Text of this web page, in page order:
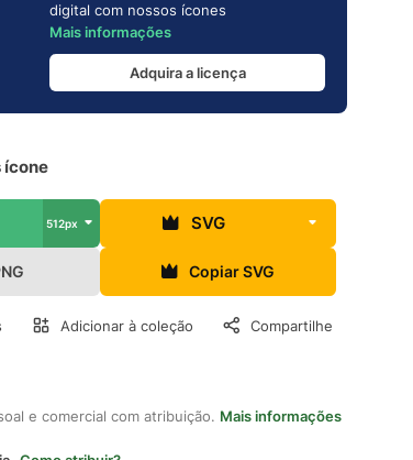
digital com nossos ícones
Mais informações
Adquira a licença
ícone
512px SVG
Copiar SVG
Adicionar à coleção Compartilhe
e comercial com atribuição. Mais informações